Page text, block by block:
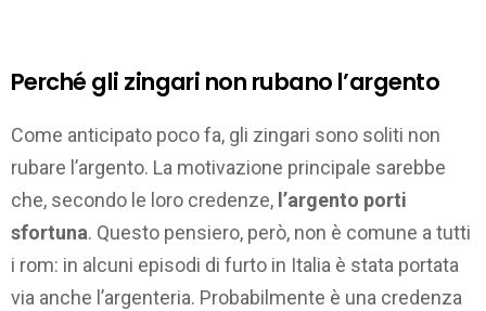
Perché gli zingari non rubano l’argento
Come anticipato poco fa, gli zingari sono soliti non
rubare l’argento. La motivazione principale sarebbe
che, secondo le loro credenze, l’argento porti
sfortuna. Questo pensiero, però, non è comune a tutti
i rom: in alcuni episodi di furto in Italia è stata portata
via anche l’argenteria. Probabilmente è una credenza